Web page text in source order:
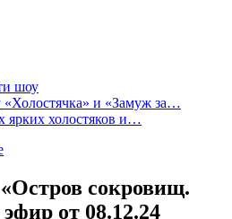
шоу
и «Замуж за…
холостяков и…
сокровищ.
от 08.12.24